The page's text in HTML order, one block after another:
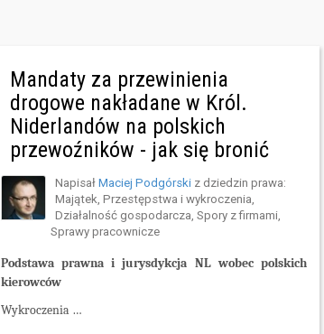
Mandaty za przewinienia
drogowe nakładane w Król.
Niderlandów na polskich
przewoźników - jak się bronić
Napisał Maciej Podgórski z dziedzin prawa:
Majątek, Przestępstwa i wykroczenia,
Działalność gospodarcza, Spory z firmami,
Sprawy pracownicze
Podstawa prawna i jurysdykcja NL wobec polskich
kierowców
Wykroczenia …